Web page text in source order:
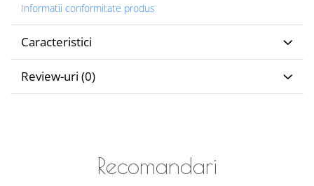
Informatii conformitate produs
Caracteristici
Review-uri (0)
Recomandari